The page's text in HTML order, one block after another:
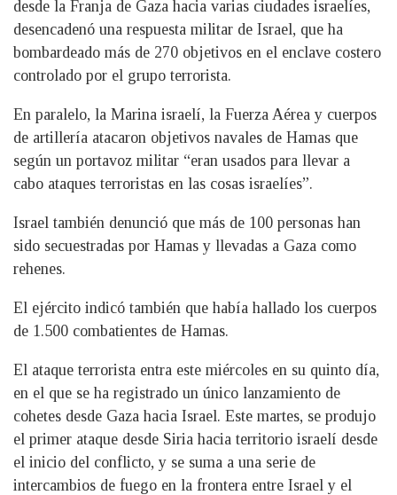
desde la Franja de Gaza hacia varias ciudades israelíes,
desencadenó una respuesta militar de Israel, que ha
bombardeado más de 270 objetivos en el enclave costero
controlado por el grupo terrorista.
En paralelo, la Marina israelí, la Fuerza Aérea y cuerpos
de artillería atacaron objetivos navales de Hamas que
según un portavoz militar “eran usados para llevar a
cabo ataques terroristas en las cosas israelíes”.
Israel también denunció que más de 100 personas han
sido secuestradas por Hamas y llevadas a Gaza como
rehenes.
El ejército indicó también que había hallado los cuerpos
de 1.500 combatientes de Hamas.
El ataque terrorista entra este miércoles en su quinto día,
en el que se ha registrado un único lanzamiento de
cohetes desde Gaza hacia Israel. Este martes, se produjo
el primer ataque desde Siria hacia territorio israelí desde
el inicio del conflicto, y se suma a una serie de
intercambios de fuego en la frontera entre Israel y el